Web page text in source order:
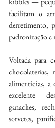
facilitam o
derretimento,
padronização e
Voltada para
chocolaterias,
alimentícias, a
excelente
ganaches,
sorvetes,